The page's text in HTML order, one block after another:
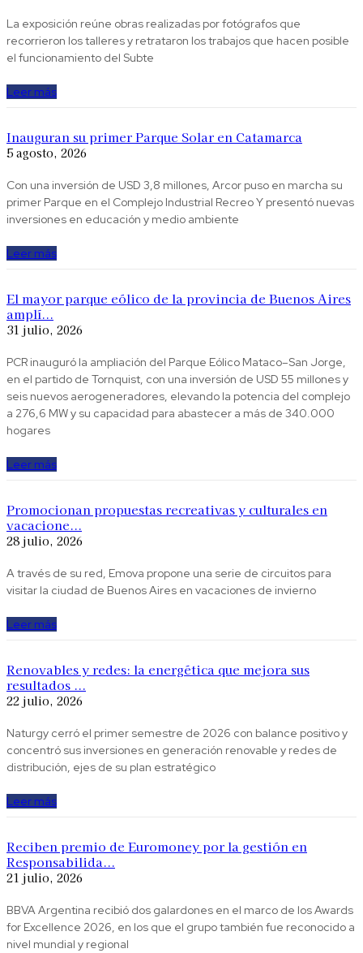
La exposición reúne obras realizadas por fotógrafos que
recorrieron los talleres y retrataron los trabajos que hacen posible
el funcionamiento del Subte
Leer más
Inauguran su primer Parque Solar en Catamarca
5 agosto, 2026
Con una inversión de USD 3,8 millones, Arcor puso en marcha su
primer Parque en el Complejo Industrial Recreo Y presentó nuevas
inversiones en educación y medio ambiente
Leer más
El mayor parque eólico de la provincia de Buenos Aires
amplí...
31 julio, 2026
PCR inauguró la ampliación del Parque Eólico Mataco–San Jorge,
en el partido de Tornquist, con una inversión de USD 55 millones y
seis nuevos aerogeneradores, elevando la potencia del complejo
a 276,6 MW y su capacidad para abastecer a más de 340.000
hogares
Leer más
Promocionan propuestas recreativas y culturales en
vacacione...
28 julio, 2026
A través de su red, Emova propone una serie de circuitos para
visitar la ciudad de Buenos Aires en vacaciones de invierno
Leer más
Renovables y redes: la energética que mejora sus
resultados ...
22 julio, 2026
Naturgy cerró el primer semestre de 2026 con balance positivo y
concentró sus inversiones en generación renovable y redes de
distribución, ejes de su plan estratégico
Leer más
Reciben premio de Euromoney por la gestión en
Responsabilida...
21 julio, 2026
BBVA Argentina recibió dos galardones en el marco de los Awards
for Excellence 2026, en los que el grupo también fue reconocido a
nivel mundial y regional